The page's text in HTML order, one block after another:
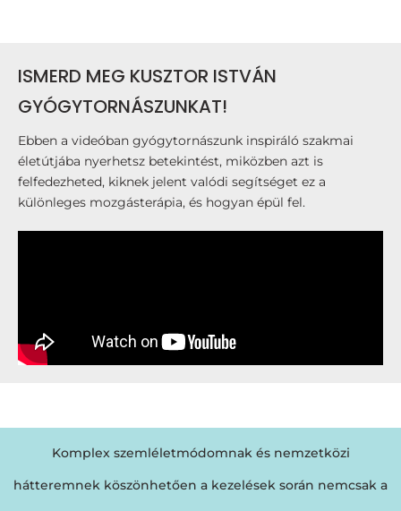
ISMERD MEG KUSZTOR ISTVÁN
GYÓGYTORNÁSZUNKAT!
Ebben a videóban gyógytornászunk inspiráló szakmai
életútjába nyerhetsz betekintést, miközben azt is
felfedezheted, kiknek jelent valódi segítséget ez a
különleges mozgásterápia, és hogyan épül fel.
Komplex szemléletmódomnak és nemzetközi
hátteremnek köszönhetően a kezelések során nemcsak a